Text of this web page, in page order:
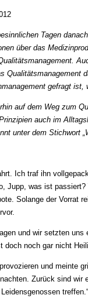
Tagen
über das
Qualitätsmanagement
gefragt ist,
auf dem Weg zum
auch im
unter dem Stichwort
Ich traf ihn
Jupp, was ist
Solange der Vorrat
und wir setzten
noch gar nicht
und meinte
Zurück sind wir
treffen.“